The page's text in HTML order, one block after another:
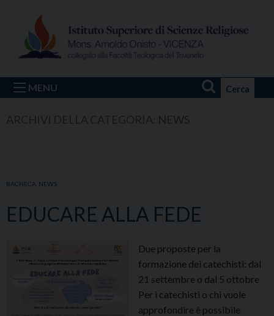
Cerca
MENU
BACHECA NEWS
EDUCARE ALLA FEDE
Due proposte per la
formazione dei catechisti: dal
21 settembre o dal 5 ottobre
Per i catechisti o chi vuole
approfondire è possibile